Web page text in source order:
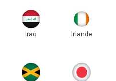
Iraq Irlande